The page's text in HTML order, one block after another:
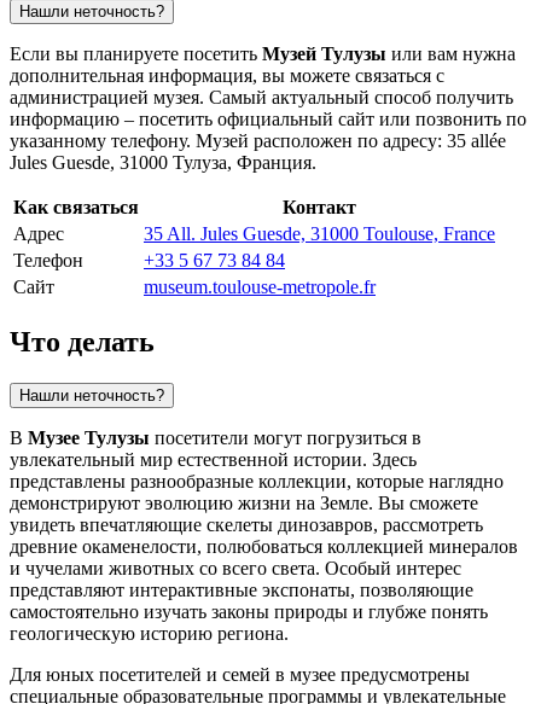
Нашли неточность?
Если вы планируете посетить Музей Тулузы или вам нужна
дополнительная информация, вы можете связаться с
администрацией музея. Самый актуальный способ получить
информацию – посетить официальный сайт или позвонить по
указанному телефону. Музей расположен по адресу: 35 allée
Jules Guesde, 31000 Тулуза, Франция.
Как связаться
Контакт
Адрес
35 All. Jules Guesde, 31000 Toulouse, France
Телефон
+33 5 67 73 84 84
Сайт
museum.toulouse-metropole.fr
Что делать
Нашли неточность?
В Музее Тулузы посетители могут погрузиться в
увлекательный мир естественной истории. Здесь
представлены разнообразные коллекции, которые наглядно
демонстрируют эволюцию жизни на Земле. Вы сможете
увидеть впечатляющие скелеты динозавров, рассмотреть
древние окаменелости, полюбоваться коллекцией минералов
и чучелами животных со всего света. Особый интерес
представляют интерактивные экспонаты, позволяющие
самостоятельно изучать законы природы и глубже понять
геологическую историю региона.
Для юных посетителей и семей в музее предусмотрены
специальные образовательные программы и увлекательные